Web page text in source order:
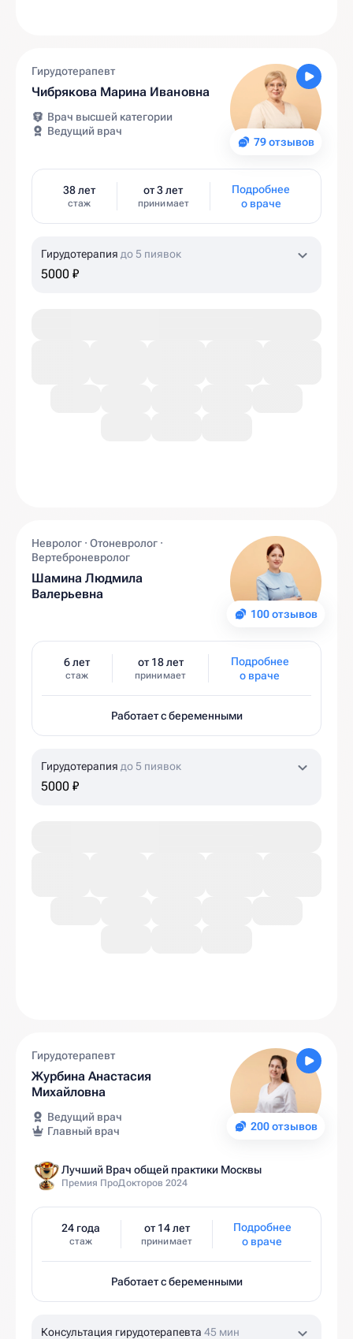
79 отзывов
Гирудотерапевт
Чибрякова Марина Ивановна
Врач высшей категории
Ведущий врач
38 лет
стаж
от 3 лет
принимает
Подробнее
о враче
Гирудотерапия до 5 пиявок
5000 ₽
100 отзывов
Невролог · Отоневролог ·
Вертеброневролог
Шамина Людмила
Валерьевна
6 лет
стаж
от 18 лет
принимает
Подробнее
о враче
Работает с беременными
Гирудотерапия до 5 пиявок
5000 ₽
200 отзывов
Гирудотерапевт
Журбина Анастасия
Михайловна
Ведущий врач
Главный врач
Лучший Врач общей практики Москвы
Премия ПроДокторов 2024
24 года
стаж
от 14 лет
принимает
Подробнее
о враче
Работает с беременными
Консультация гирудотерапевта 45 мин